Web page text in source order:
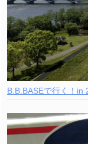
B.B.BASEで行く！in